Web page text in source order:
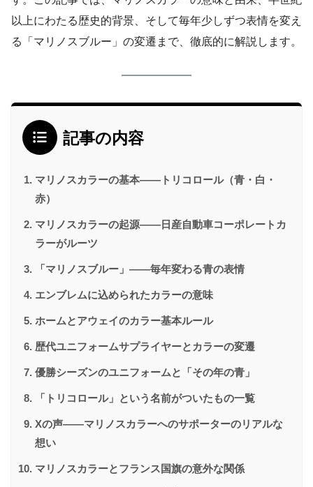
以上にわたる歴史的背景、そして毎年少しずつ表情を変え
る「マリノスブルー」の変遷まで、徹底的に解説します。
記事の内容
マリノスカラーの基本——トリコロール（青・白・
赤）
マリノスカラーの起源——日産自動車コーポレートカ
ラーがルーツ
「マリノスブルー」——毎年変わる青の表情
エンブレムに込められたカラーの意味
ホームとアウェイのカラー基本ルール
歴代ユニフォームサプライヤーとカラーの変遷
優勝シーズンのユニフォームと「その年の青」
「トリコロール」という名前がついたもの一覧
Xの声——マリノスカラーへのサポーターのリアルな
想い
マリノスカラーとフランス国旗の意外な関係